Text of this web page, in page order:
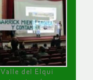
Valle del Elqui